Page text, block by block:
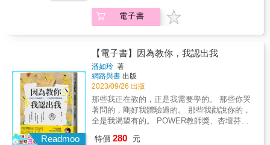
唯有父母能先覺察自己的內在焦慮，試著安頓
自己的心，才能真正靠近孩子，陪孩子好好走
這段路。 ●蔡淇華（臺中市立惠文高級中學教
與未來的朋友們翻開這本書，一起好好思考，
臺灣社會及家庭的價值觀是否已扭曲變形？分
數值得拿親子關係去換嗎？逼孩子一直
「贏」，但「贏」的盡頭到底在哪裡？或許當
我們開始閱讀這本書，因此願意改變沉痾的教
育現狀，我們才能慢慢看見孩子幸福的未來。
專家推薦（依姓氏筆劃順序排列）： ●專序推
現在進行式。每天在教室看到類似的事情發
生，我常想：在這座競逐成績的修羅場上，老
教養的路上順利、平安。也希望這本書，能幫
助在暗夜書桌前逐漸枯萎的同學，得到些許的
療癒。 同學們若有緣讀到此，如果需要幫忙，
請一定記得要找可以信賴的友善大人求救，千
萬不要自己一個人把問題越想越糟。 ●蔡宜芳
（諮商心理師）（摘自本書推薦序）： 這本書
的好多地方，都處處重擊我的心！這些案例故
驅使，不小心就成為這樣的父母。其實，父母
和「成長」的時刻傳達給更多關心此議題的家
長，他開始撰寫文章，分享自己的實作領悟與
的觀察，寫成了多篇動人、發人深省的現場故
事。你可以看到，他如何&mdash;&mdash; ◆
讓孩子自由進行話題攻防戰，喚醒內在好勝心
◆ 悄悄給予消極學習的孩子，能夠發揮長處的
機會 ◆ 適度裝傻，讓孩子們自主學會找尋解答
和學習楷模 ◆ 善用衝突，培育同理心和情緒控
管能力 ◆ 在獎賞、懲罰前，真正理解孩子暴力
行為背後的原因 && & 儘管家長們無不希望自
己的孩子能夠成為恭順有禮、自主學習、交遊
你。 ＊獻給所有在第一線努力的老師們 ＊獻給
所有夥伴、家長，以及想為自己創造更好未來
的孩子們 教育從不簡單，但你並不孤單，讓我
們心中共同想要的樣子！ Change for the
Better Me! & &ldquo; 如果你想要在你生命中看
到奇蹟，你就要成為那個奇蹟 &bdquo; &ldquo;
如果熱情能在舞台上被看到，它就值得閃耀
&bdquo; & 這本書是送給每個付出過熱血青春
的夥伴 也許是為期一年考試的夥伴（不管是會
考還是學測，學生、家長、老師都是我們的夥
日，孩子日復一日埋首課業衝刺 這段尋找自我
的迷茫青春 或衝突、或憤怒、或試探、或挑戰
我身邊，也是孩子會經歷的人生過程 宗義老師
將十年教育現場的深刻觀察 透過溫暖的故事，
觸動心靈深處、喚醒內在真實的渴望 唯有愛與
真誠才能交織出信任與情感，孩子才能自信、
自在地成長！ & 此刻， 不論你是因「為什麼要
讀書」而心煩迷惘 還是為「僵持的親子關係」
而焦急氣餒 或是為「想成為好老師」而天人交
戰 這本書一定可以給你力量，化解迷茫青春的
疑難雜症「不卡關」！ 特別推薦给～教育現場
電子書
Readmoo
【電子書】因為教你，我認出我
潘如玲 著
網路與書 出版
2023/09/26 出版
那些我正在教的，正是我需要學的。 那些你哭
著問的，剛好我體驗過的。 那些我勸說你的，
全是我渴望有的。 POWER教師獎、杏壇芬芳
二年快樂教書極致祕訣 當老師拿掉了過去習以
特價 280 元